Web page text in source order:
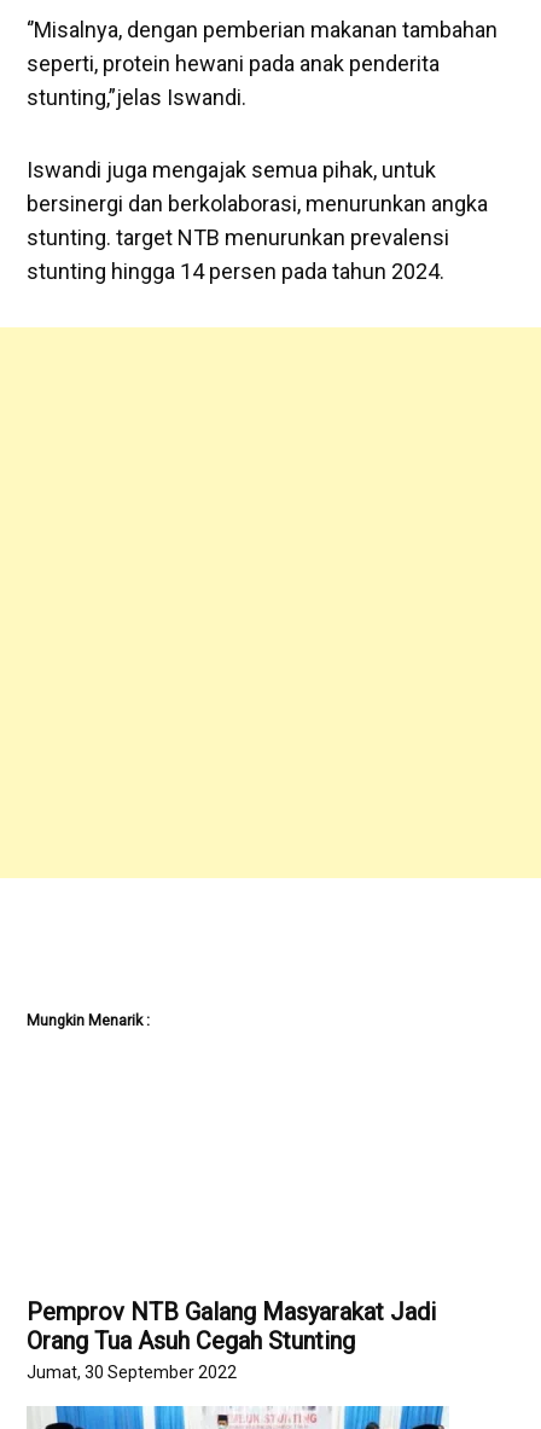
‘’Misalnya, dengan pemberian makanan tambahan
seperti, protein hewani pada anak penderita
stunting,”jelas Iswandi.
Iswandi juga mengajak semua pihak, untuk
bersinergi dan berkolaborasi, menurunkan angka
stunting. target NTB menurunkan prevalensi
stunting hingga 14 persen pada tahun 2024.
Mungkin Menarik :
Pemprov NTB Galang Masyarakat Jadi
Orang Tua Asuh Cegah Stunting
Jumat, 30 September 2022